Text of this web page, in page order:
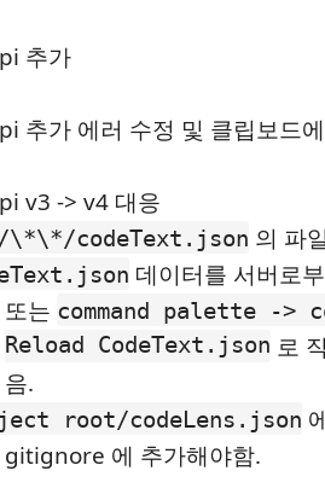
추가
추가 에러 수정 및 클립보드
v3 -> v4 대응
\*\*/codeText.json 의 파
데이터를 서버로
또는 command palette ->
Reload CodeText.json 로
음.
root/codeLens.json
gitignore 에 추가해야함.